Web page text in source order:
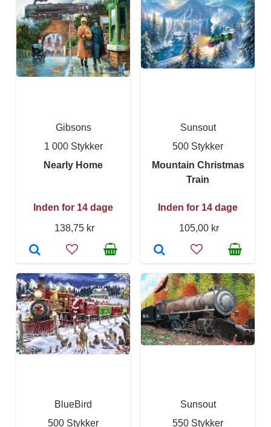
Gibsons
1 000 Stykker
Nearly Home
Inden for 14 dage
138,75 kr
Sunsout
500 Stykker
Mountain Christmas
Train
Inden for 14 dage
105,00 kr
BlueBird
500 Stykker
Sunsout
550 Stykker